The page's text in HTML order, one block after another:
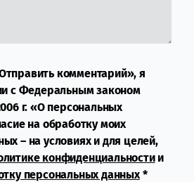
комментарий», я
с Федеральным законом
г. «О персональных
на обработку моих
– на условиях и для целей,
конфиденциальностии
персональных данных*